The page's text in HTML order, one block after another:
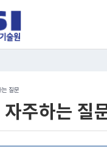
자주하는 질
는 질문